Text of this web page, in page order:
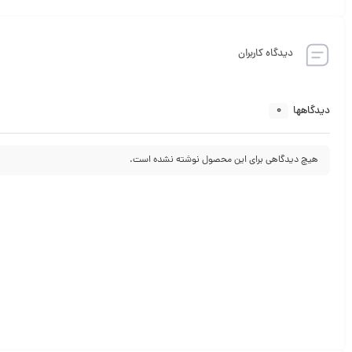
دیدگاه کاربران
دیدگاهها 0
هیچ دیدگاهی برای این محصول نوشته نشده است.